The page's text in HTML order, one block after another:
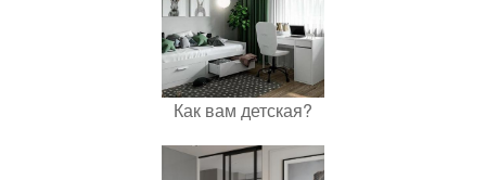
Как вам детская?